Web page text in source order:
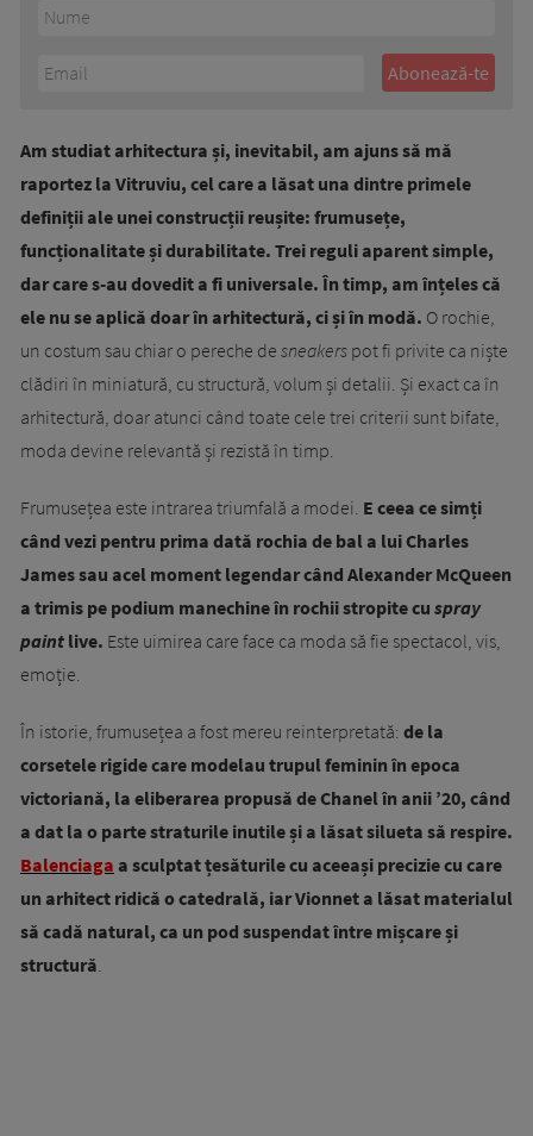
Am studiat arhitectura și, inevitabil, am ajuns să mă
raportez la Vitruviu, cel care a lăsat una dintre primele
definiții ale unei construcții reușite: frumusețe,
funcționalitate și durabilitate. Trei reguli aparent simple,
dar care s-au dovedit a fi universale. În timp, am înțeles că
ele nu se aplică doar în arhitectură, ci și în modă. O rochie,
un costum sau chiar o pereche de sneakers pot fi privite ca niște
clădiri în miniatură, cu structură, volum și detalii. Și exact ca în
arhitectură, doar atunci când toate cele trei criterii sunt bifate,
moda devine relevantă și rezistă în timp.
Frumusețea este intrarea triumfală a modei. E ceea ce simți
când vezi pentru prima dată rochia de bal a lui Charles
James sau acel moment legendar când Alexander McQueen
a trimis pe podium manechine în rochii stropite cu spray
paint live. Este uimirea care face ca moda să fie spectacol, vis,
emoție.
În istorie, frumusețea a fost mereu reinterpretată: de la
corsetele rigide care modelau trupul feminin în epoca
victoriană, la eliberarea propusă de Chanel în anii ’20, când
a dat la o parte straturile inutile și a lăsat silueta să respire.
Balenciaga a sculptat țesăturile cu aceeași precizie cu care
un arhitect ridică o catedrală, iar Vionnet a lăsat materialul
să cadă natural, ca un pod suspendat între mișcare și
structură.